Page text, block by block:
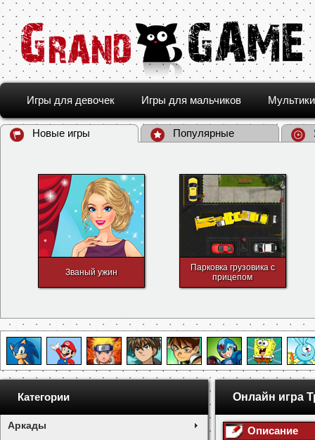
Игры для девочек Игры для мальчиков Мультики
Новые игры Популярные
Званый ужин
Парковка грузовика с
прицепом
Категории
Аркады
Онлайн игра
Описание